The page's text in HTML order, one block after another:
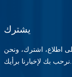
يشترك
اطلاع، اشترك، ونحن
نرحب بك لإخبارنا برأيك.